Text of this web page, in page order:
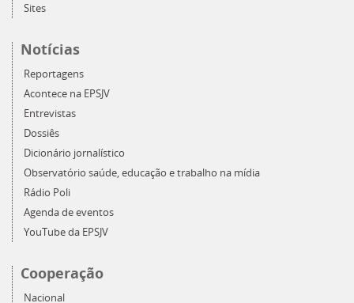
Sites
Notícias
Reportagens
Acontece na EPSJV
Entrevistas
Dossiês
Dicionário jornalístico
Observatório saúde, educação e trabalho na mídia
Rádio Poli
Agenda de eventos
YouTube da EPSJV
Cooperação
Nacional